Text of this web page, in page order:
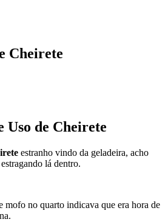
Cheirete
Uso de Cheirete
estranho vindo da geladeira, acho
lá dentro.
mofo no quarto indicava que era hora de